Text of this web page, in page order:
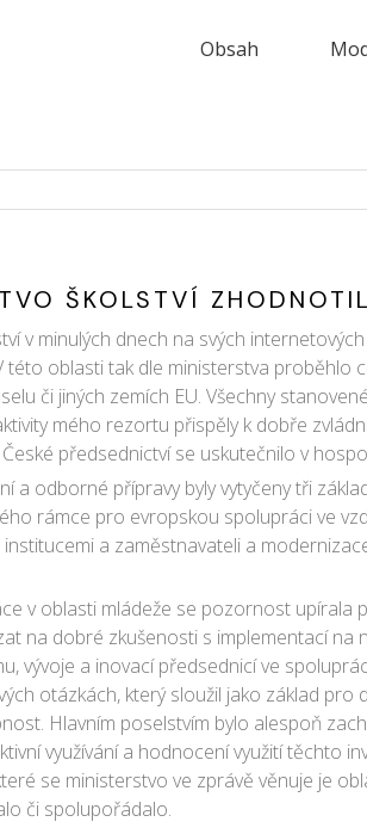
Obsah
ŠKOLSTVÍ
v minulých dnech na svých
této oblasti tak dle ministerstva proběhlo
či jiných zemích EU. Všechny
mého rezortu přispěly k dobře
předsednictví se uskutečnilo v
a odborné přípravy byly vytyčeny tři
rámce pro evropskou spolupráci ve
institucemi a zaměstnavateli a
v oblasti mládeže se pozornost upírala
na dobré zkušenosti s implementací na
vývoje a inovací předsednicí ve
otázkách, který sloužil jako základ
Hlavním poselstvím bylo alespoň
využívání a hodnocení využití těchto
se ministerstvo ve zprávě věnuje je
či spolupořádalo.